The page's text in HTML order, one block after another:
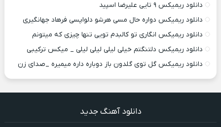
دانلود ریمیکس ۹ تایی علیرضا اسپید
دانلود ریمیکس دواره حال مسی هرشو دلواپسی فرهاد جهانگیری
دانلود ریمیکس انگاری تو کالبدم تویی تنها چیزی که میتونم
دانلود ریمیکس دلتنگتم خیلی لیلی لیلی لیلی _ میکس ترکیبی
دانلود ریمیکس گل توی گلدون باز دوباره داره میمیره _صدای زن
دانلود آهنگ جدید